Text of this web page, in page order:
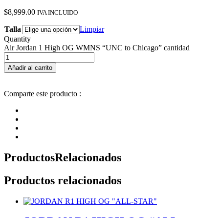
$8,999.00 IVA INCLUIDO
Talla
Limpiar
Quantity
Air Jordan 1 High OG WMNS “UNC to Chicago” cantidad
Añadir al carrito
Comparte este producto :
ProductosRelacionados
Productos relacionados